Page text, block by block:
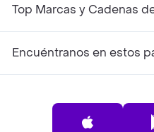
Top Marcas y Cadenas
Encuéntranos en estos